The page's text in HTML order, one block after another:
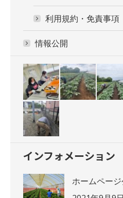
利用規約・免責事項
情報公開
インフォメーション
ホームページ